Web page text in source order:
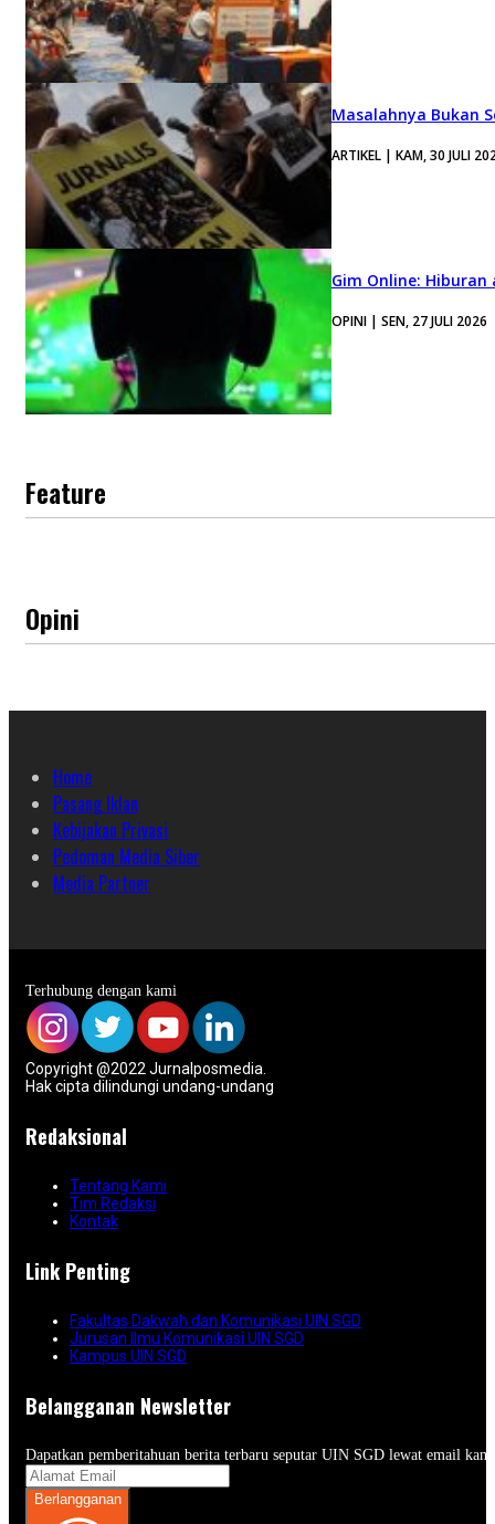
Masalahnya Bukan
ARTIKEL | KAM, 30 JULI
Gim Online:
OPINI | SEN, 27 JULI 2026
Feature
Opini
Home
Pasang Iklan
Kebijakan Privasi
Pedoman Media Siber
Media Partner
Terhubung dengan kami
Copyright @2022 Jurnalposmedia.
Hak cipta dilindungi undang-undang
Redaksional
Tentang Kami
Tim Redaksi
Kontak
Link Penting
Fakultas Dakwah dan Komunikasi UIN SGD
Jurusan Ilmu Komunikasi UIN SGD
Kampus UIN SGD
Belangganan Newsletter
Dapatkan pemberitahuan berita terbaru seputar UIN SGD lewat email
Berlangganan